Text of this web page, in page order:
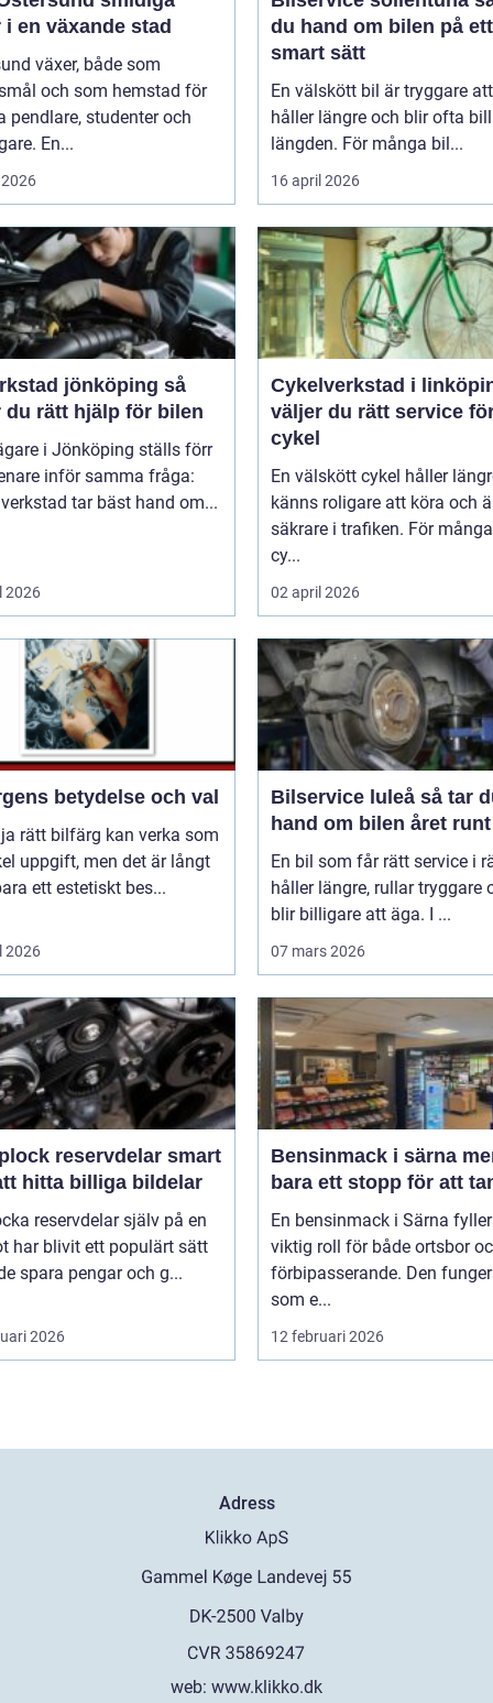
i en växande stad
växer, både som
och som hemstad för
pendlare, studenter och
En...
du hand om bilen på ett
smart sätt
En välskött bil är tryggare
håller längre och blir ofta
längden. För många bil...
16 april 2026
jönköping så
du rätt hjälp för bilen
i Jönköping ställs förr
inför samma fråga:
tar bäst hand om...
2026
Cykelverkstad i linköping
väljer du rätt service
cykel
En välskött cykel håller
känns roligare att köra och
säkrare i trafiken. För
cy...
02 april 2026
betydelse och val
rätt bilfärg kan verka som
uppgift, men det är långt
ett estetiskt bes...
2026
Bilservice luleå så tar du
hand om bilen året runt
En bil som får rätt service i
håller längre, rullar tryggare
blir billigare att äga. I ...
07 mars 2026
reservdelar smart
hitta billiga bildelar
reservdelar själv på en
har blivit ett populärt sätt
spara pengar och g...
2026
Bensinmack i särna mer än
bara ett stopp för att
En bensinmack i Särna
viktig roll för både ortsbor
förbipasserande. Den
som e...
12 februari 2026
Adress
web: www.klikko.dk